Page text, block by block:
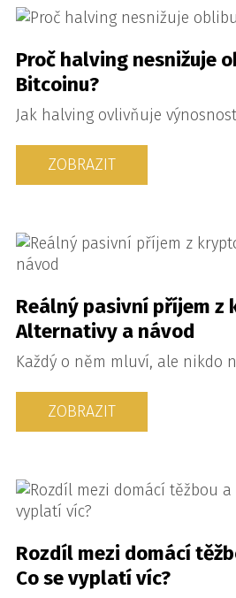
Proč halving nesnižuje
Bitcoinu?
Jak halving ovlivňuje
ZOBRAZIT
Reálný pasivní příjem z
Alternativy a návod
Každý o něm mluví, ale nikdo
ZOBRAZIT
Rozdíl mezi domácí
Co se vyplatí víc?